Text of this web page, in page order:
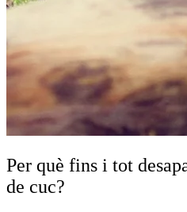
Per què fins i tot
de cuc?